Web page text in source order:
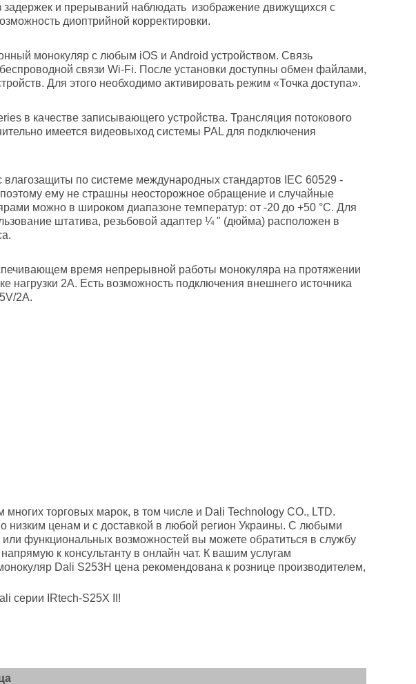
задержек и прерываний наблюдать изображение движущихся с
диоптрийной корректировки.
монокуляр с любым iOS и Android устройством. Связь
связи Wi-Fi. После установки доступны обмен файлами,
Для этого необходимо активировать режим «Точка доступа».
в качестве записывающего устройства. Трансляция потокового
имеется видеовыход системы PAL для подключения
влагозащиты по системе международных стандартов IEC 60529 -
ему не страшны неосторожное обращение и случайные
можно в широком диапазоне температур: от -20 до +50 °C. Для
штатива, резьбовой адаптер ¼ " (дюйма) расположен в
время непрерывной работы монокуляра на протяжении
2A. Есть возможность подключения внешнего источника
2A.
торговых марок, в том числе и Dali Technology CO., LTD.
низким ценам и с доставкой в любой регион Украины. С любыми
или функциональных возможностей вы можете обратиться в службу
к консультанту в онлайн чат. К вашим услугам
Dali S253H цена рекомендована к рознице производителем,
серии IRtech-S25X II!